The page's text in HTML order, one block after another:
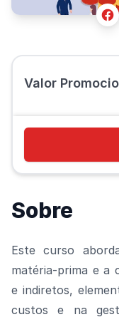
Valor
Sobre
Este curso
matéria-prima e a
e indiretos,
custos e na